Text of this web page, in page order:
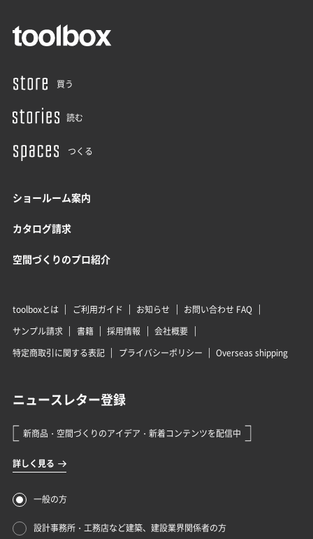
買う
読む
つくる
ショールーム案内
カタログ請求
空間づくりのプロ紹介
toolboxとは ご利用ガイド お知らせ
お問い合わせ FAQ
サンプル請求
書籍 採用情報
会社概要
特定商取引に関する表記
プライバシーポリシー Overseas shipping